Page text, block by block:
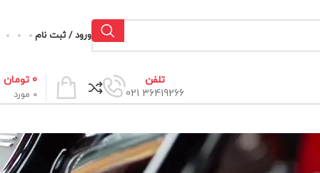
ورود / ثبت نام
تلفن
36419266 021
0 مورد
0 تومان